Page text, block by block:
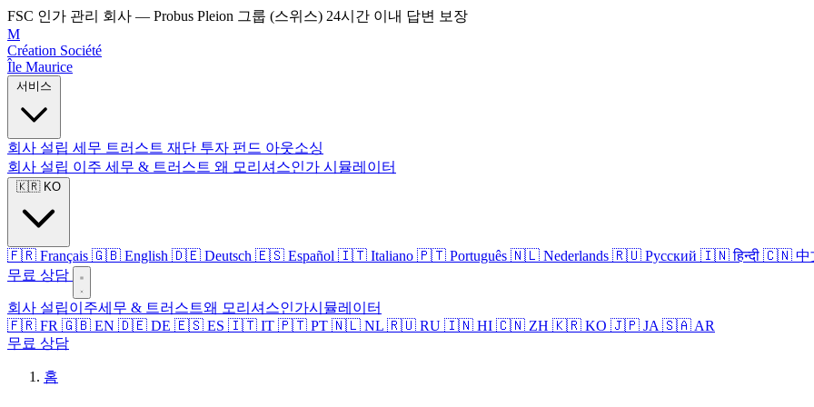
FSC 인가 관리 회사 — Probus Pleion 그룹 (스위스) 24시간 이내 답변 보장
M
Création Société
Île Maurice
회사 설립 세무 트러스트 재단 투자 펀드 아웃소싱
회사 설립 이주 세무 & 트러스트 왜 모리셔스인가 시뮬레이터
🇫🇷 Français 🇬🇧 English 🇩🇪 Deutsch 🇪🇸 Español 🇮🇹 Italiano 🇵🇹 Português 🇳🇱 Nederlands 🇷🇺 Русский 🇮🇳 हिन्दी 🇨🇳 中
무료 상담
회사 설립이주세무 & 트러스트왜 모리셔스인가시뮬레이터
🇫🇷 FR 🇬🇧 EN 🇩🇪 DE 🇪🇸 ES 🇮🇹 IT 🇵🇹 PT 🇳🇱 NL 🇷🇺 RU 🇮🇳 HI 🇨🇳 ZH 🇰🇷 KO 🇯🇵 JA 🇸🇦 AR
무료 상담
홈